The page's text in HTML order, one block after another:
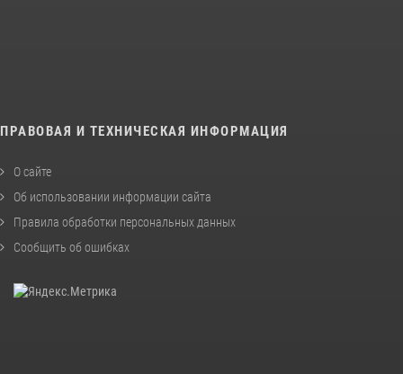
ПРАВОВАЯ И ТЕХНИЧЕСКАЯ ИНФОРМАЦИЯ
О сайте
Об использовании информации сайта
Правила обработки персональных данных
Сообщить об ошибках